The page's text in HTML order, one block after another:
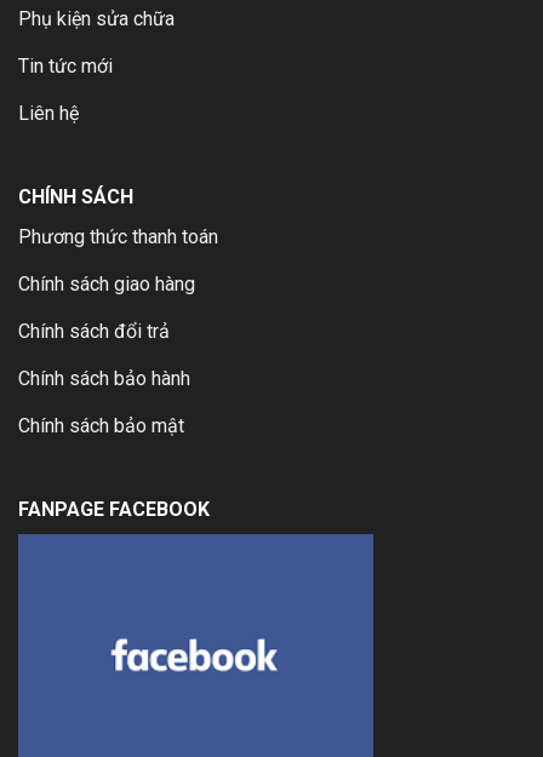
Phụ kiện sửa chữa
Tin tức mới
Liên hệ
CHÍNH SÁCH
Phương thức thanh toán
Chính sách giao hàng
Chính sách đổi trả
Chính sách bảo hành
Chính sách bảo mật
FANPAGE FACEBOOK